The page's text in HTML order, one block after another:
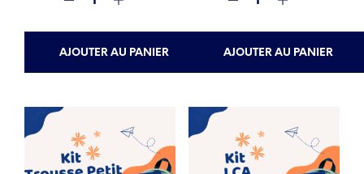
AJOUTER AU PANIER AJOUTER AU PANIER